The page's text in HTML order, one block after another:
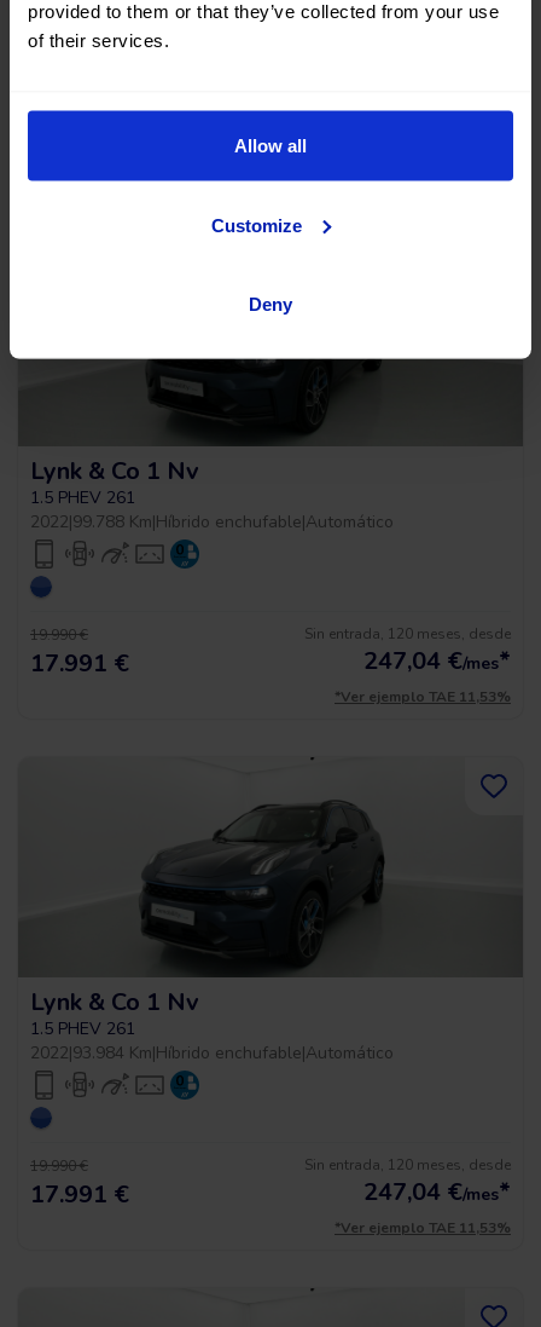
provided to them or that they’ve collected from your use
of their services.
Allow all
Customize
Deny
Lynk & Co 1 Nv
1.5 PHEV 261
2022|99.788 Km|Híbrido enchufable|Automático
19.990 €
17.991 €
Sin entrada, 120 meses, desde
247,04 €/mes*
*Ver ejemplo TAE 11,53%
Lynk & Co 1 Nv
1.5 PHEV 261
2022|93.984 Km|Híbrido enchufable|Automático
19.990 €
17.991 €
Sin entrada, 120 meses, desde
247,04 €/mes*
*Ver ejemplo TAE 11,53%